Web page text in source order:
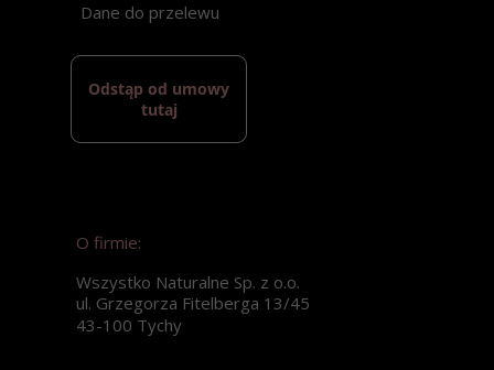
Odstąp od umowy
tutaj
Dane do przelewu
O firmie:
Wszystko Naturalne Sp. z o.o.
ul. Grzegorza Fitelberga 13/45
43-100 Tychy